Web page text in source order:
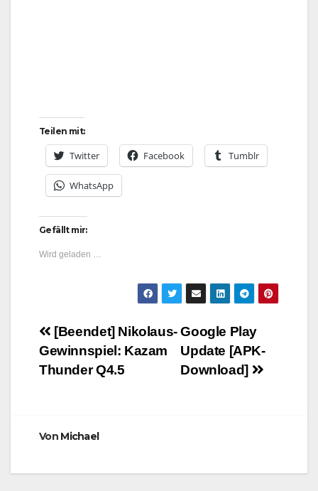
Teilen mit:
Twitter Facebook Tumblr
WhatsApp
Gefällt mir:
Wird geladen …
Beitragsnavigation
Google Play
Update [APK-
Download]
[Beendet] Nikolaus-
Gewinnspiel: Kazam
Thunder Q4.5
Von Michael